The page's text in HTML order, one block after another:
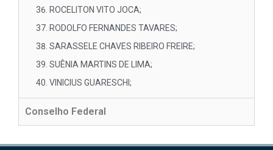
ROCELITON VITO JOCA;
RODOLFO FERNANDES TAVARES;
SARASSELE CHAVES RIBEIRO FREIRE;
SUÊNIA MARTINS DE LIMA;
VINICIUS GUARESCHI;
Conselho Federal